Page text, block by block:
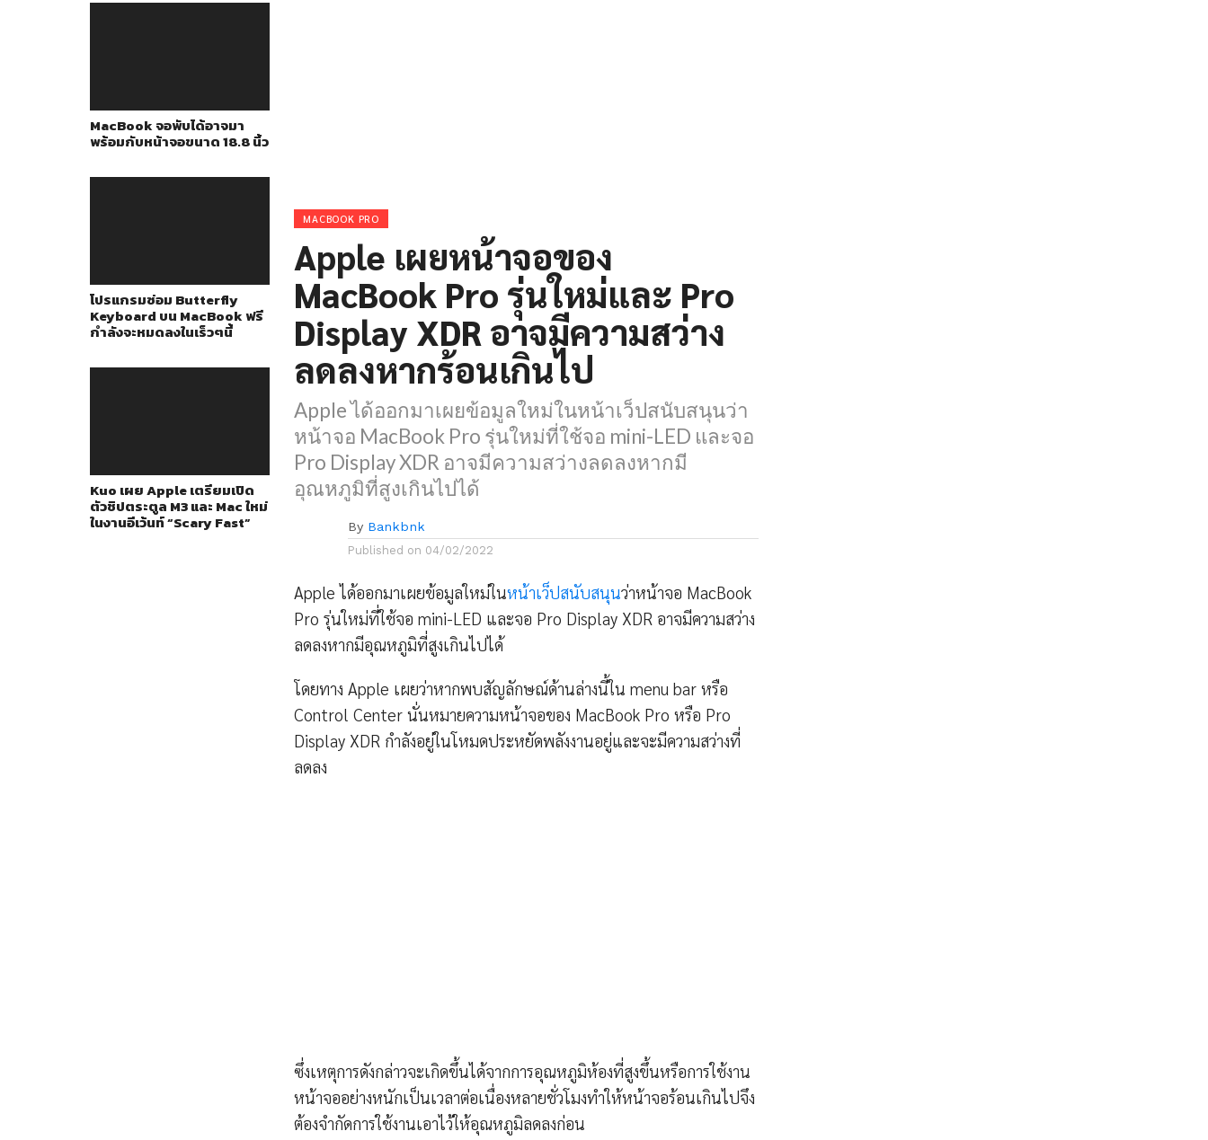
MacBook จอพับได้อาจมา
พร้อมกับหน้าจอขนาด 18.8 นิ้ว
โปรแกรมซ่อม Butterfly
Keyboard บน MacBook ฟรี
กำลังจะหมดลงในเร็วๆนี้
Kuo เผย Apple เตรียมเปิด
ตัวชิปตระตูล M3 และ Mac ใหม่
ในงานอีเว้นท์ “Scary Fast”
MACBOOK PRO
Apple เผยหน้าจอของ
MacBook Pro รุ่นใหม่และ Pro
Display XDR อาจมีความสว่าง
ลดลงหากร้อนเกินไป
Apple ได้ออกมาเผยข้อมูลใหม่ในหน้าเว็ปสนับสนุนว่า
หน้าจอ MacBook Pro รุ่นใหม่ที่ใช้จอ mini-LED และจอ
Pro Display XDR อาจมีความสว่างลดลงหากมี
อุณหภูมิที่สูงเกินไปได้
By Bankbnk
Published on 04/02/2022
Apple ได้ออกมาเผยข้อมูลใหม่ในหน้าเว็ปสนับสนุนว่าหน้าจอ MacBook
Pro รุ่นใหม่ที่ใช้จอ mini-LED และจอ Pro Display XDR อาจมีความสว่าง
ลดลงหากมีอุณหภูมิที่สูงเกินไปได้
โดยทาง Apple เผยว่าหากพบสัญลักษณ์ด้านล่างนี้ใน menu bar หรือ
Control Center นั่นหมายความหน้าจอของ MacBook Pro หรือ Pro
Display XDR กำลังอยู่ในโหมดประหยัดพลังงานอยู่และจะมีความสว่างที่
ลดลง
ซึ่งเหตุการดังกล่าวจะเกิดขึ้นได้จากการอุณหภูมิห้องที่สูงขึ้นหรือการใช้งาน
หน้าจออย่างหนักเป็นเวลาต่อเนื่องหลายชั่วโมงทำให้หน้าจอร้อนเกินไปจึง
ต้องจำกัดการใช้งานเอาไว้ให้อุณหภูมิลดลงก่อน